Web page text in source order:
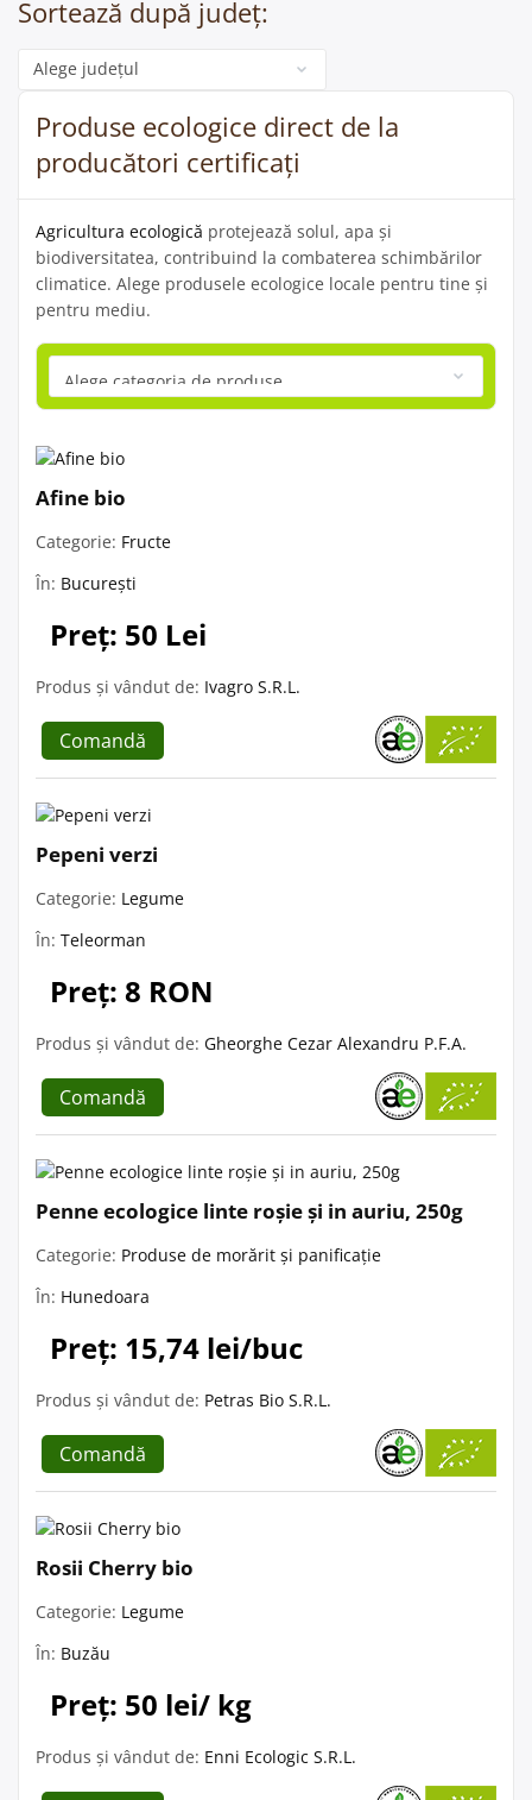
Sortează după județ:
Categorie
Produse ecologice direct de la
producători certificați
Agricultura ecologică protejează solul, apa și
biodiversitatea, contribuind la combaterea schimbărilor
climatice. Alege produsele ecologice locale pentru tine și
pentru mediu.
Afine bio
Categorie: Fructe
În: București
Preț: 50 Lei
Produs și vândut de: Ivagro S.R.L.
Comandă
Pepeni verzi
Categorie: Legume
În: Teleorman
Preț: 8 RON
Produs și vândut de: Gheorghe Cezar Alexandru P.F.A.
Comandă
Penne ecologice linte roșie și in auriu, 250g
Categorie: Produse de morărit și panificație
În: Hunedoara
Preț: 15,74 lei/buc
Produs și vândut de: Petras Bio S.R.L.
Comandă
Rosii Cherry bio
Categorie: Legume
În: Buzău
Preț: 50 lei/ kg
Produs și vândut de: Enni Ecologic S.R.L.